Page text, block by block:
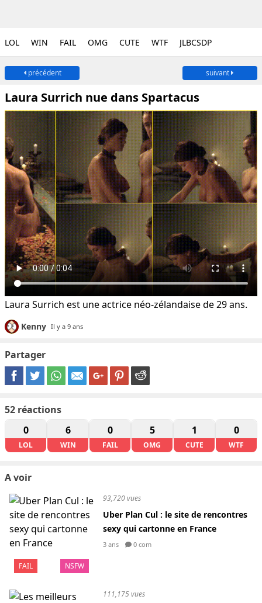
LOL WIN FAIL OMG CUTE WTF JLBCSDP
précédent suivant
Laura Surrich nue dans Spartacus
Laura Surrich est une actrice néo-zélandaise de 29 ans.
Kenny Il y a 9 ans
Partager
52 réactions
0
LOL
6
WIN
0
FAIL
5
OMG
1
CUTE
0
WTF
A voir
FAIL NSFW
93,720 vues
Uber Plan Cul : le site de rencontres
sexy qui cartonne en France
3 ans 0 com
111,175 vues